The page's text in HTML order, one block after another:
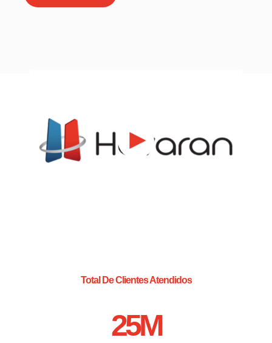
Total De Clientes Atendidos
25M